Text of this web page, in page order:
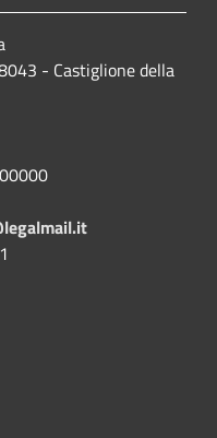
- Castiglione della